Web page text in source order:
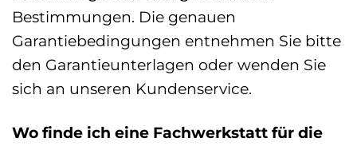
Bestimmungen. Die genauen
Garantiebedingungen entnehmen Sie bitte
den Garantieunterlagen oder wenden Sie
sich an unseren Kundenservice.
Wo finde ich eine Fachwerkstatt für die